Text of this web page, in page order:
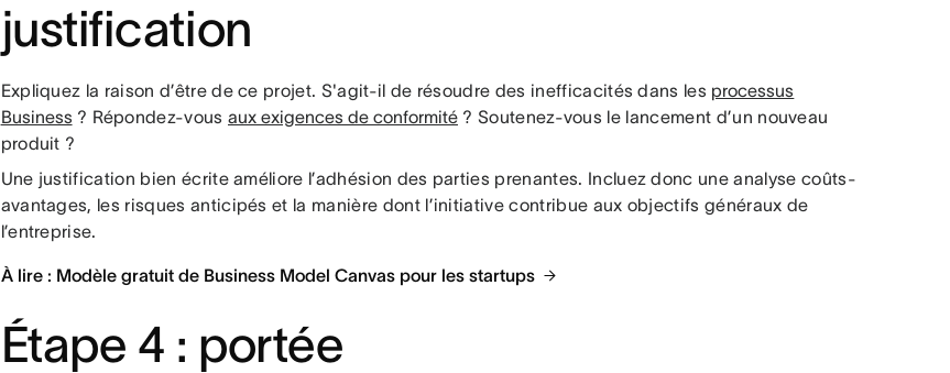
justification
Expliquez la raison d’être de ce projet. S'agit-il de résoudre des inefficacités dans les processus
Business ? Répondez-vous aux exigences de conformité ? Soutenez-vous le lancement d’un nouveau
produit ?
Une justification bien écrite améliore l’adhésion des parties prenantes. Incluez donc une analyse coûts-
avantages, les risques anticipés et la manière dont l’initiative contribue aux objectifs généraux de
l’entreprise.
À lire : Modèle gratuit de Business Model Canvas pour les startups
Étape 4 : portée